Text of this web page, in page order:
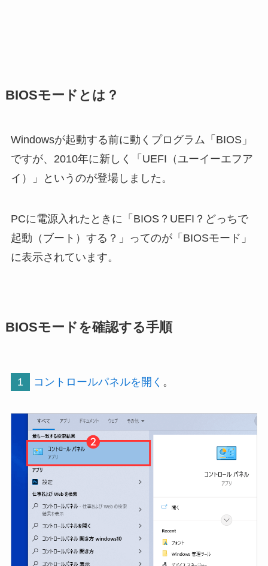
BIOSモードとは？
Windowsが起動する前に動くプログラム「BIOS」
ですが、2010年に新しく「UEFI（ユーイーエフア
イ）」というのが登場しました。
PCに電源入れたときに「BIOS？UEFI？どっちで
起動（ブート）する？」ってのが「BIOSモード」
に表示されています。
BIOSモードを確認する手順
1 コントロールパネルを開く 。